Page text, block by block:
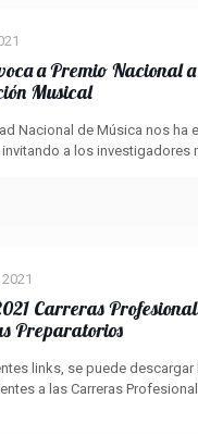
a Premio Nacional
Musical
Nacional de Música nos ha
invitando a los investigadores
Carreras
Preparatorios
links, se puede
a las Carreras